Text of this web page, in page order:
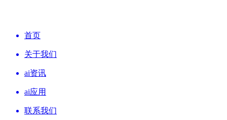
首页
关于我们
ai资讯
ai应用
联系我们